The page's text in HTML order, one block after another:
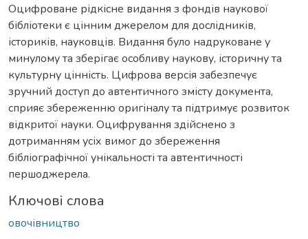
Оцифроване рідкісне видання з фондів наукової
бібліотеки є цінним джерелом для дослідників,
істориків, науковців. Видання було надруковане у
минулому та зберігає особливу наукову, історичну та
культурну цінність. Цифрова версія забезпечує
зручний доступ до автентичного змісту документа,
сприяє збереженню оригіналу та підтримує розвиток
відкритої науки. Оцифрування здійснено з
дотриманням усіх вимог до збереження
бібліографічної унікальності та автентичності
першоджерела.
Ключові слова
овочівництво